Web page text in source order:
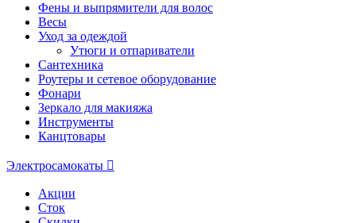
Фены и выпрямители для волос
Весы
Уход за одеждой
Утюги и отпариватели
Сантехника
Роутеры и сетевое оборудование
Фонари
Зеркало для макияжа
Инструменты
Канцтовары
Электросамокаты
Акции
Сток